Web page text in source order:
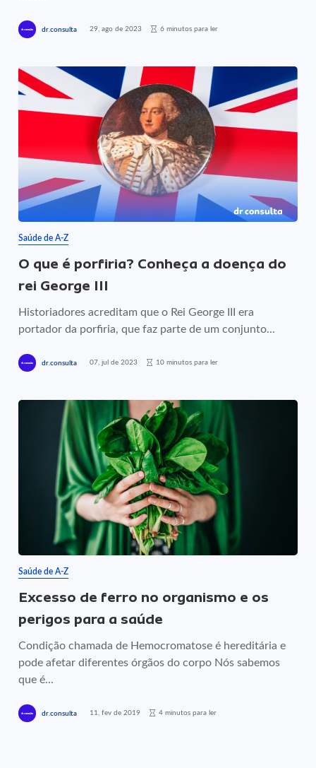
dr.consulta 29, ago de 2023 6 minutos para ler
Saúde de A-Z
O que é porfiria? Conheça a doença do
rei George III
Historiadores acreditam que o Rei George III era
portador da porfiria, que faz parte de um conjunto...
dr.consulta 07, jul de 2023 10 minutos para ler
Saúde de A-Z
Excesso de ferro no organismo e os
perigos para a saúde
Condição chamada de Hemocromatose é hereditária e
pode afetar diferentes órgãos do corpo Nós sabemos
que é...
dr.consulta 11, fev de 2019 4 minutos para ler